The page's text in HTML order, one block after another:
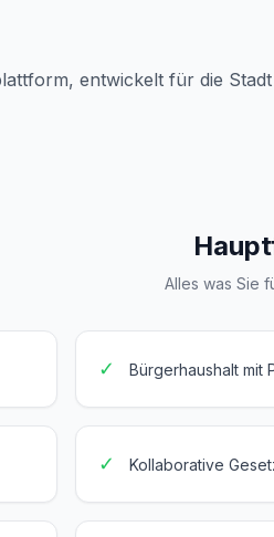
entwickelt für die
Alles was Sie
✓ Bürgerhaushalt mit
✓ Kollaborative